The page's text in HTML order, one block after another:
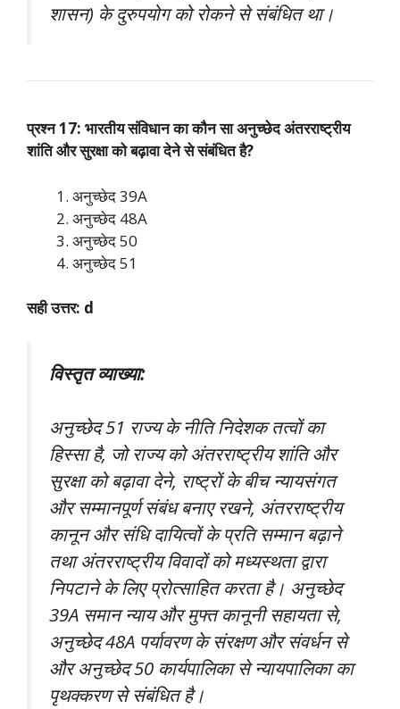
शासन) के दुरुपयोग को रोकने से संबंधित था।
प्रश्न 17: भारतीय संविधान का कौन सा अनुच्छेद अंतरराष्ट्रीय
शांति और सुरक्षा को बढ़ावा देने से संबंधित है?
अनुच्छेद 39A
अनुच्छेद 48A
अनुच्छेद 50
अनुच्छेद 51
सही उत्तर: d
विस्तृत व्याख्या:
अनुच्छेद 51 राज्य के नीति निदेशक तत्वों का
हिस्सा है, जो राज्य को अंतरराष्ट्रीय शांति और
सुरक्षा को बढ़ावा देने, राष्ट्रों के बीच न्यायसंगत
और सम्मानपूर्ण संबंध बनाए रखने, अंतरराष्ट्रीय
कानून और संधि दायित्वों के प्रति सम्मान बढ़ाने
तथा अंतरराष्ट्रीय विवादों को मध्यस्थता द्वारा
निपटाने के लिए प्रोत्साहित करता है। अनुच्छेद
39A समान न्याय और मुफ्त कानूनी सहायता से,
अनुच्छेद 48A पर्यावरण के संरक्षण और संवर्धन से
और अनुच्छेद 50 कार्यपालिका से न्यायपालिका का
पृथक्करण से संबंधित है।